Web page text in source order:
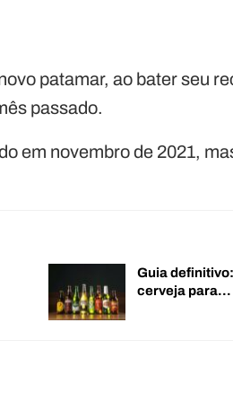
patamar, ao bater seu
passado.
em novembro de 2021,
Guia
cerveja para…